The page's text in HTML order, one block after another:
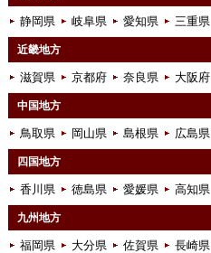
静岡県 岐阜県 愛知県 三重県
近畿地方
滋賀県 京都府 奈良県 大阪府
中国地方
鳥取県 岡山県 島根県 広島県
四国地方
香川県 徳島県 愛媛県 高知県
九州地方
福岡県 大分県 佐賀県 長崎県